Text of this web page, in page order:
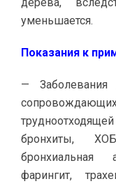
уменьшается.
Показания к
— Заболевания
бронхиты,
бронхиальная
фарингит,